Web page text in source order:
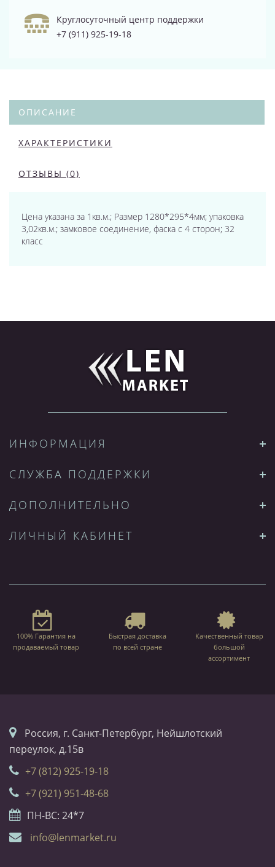
Круглосуточный центр поддержки
+7 (911) 925-19-18
ОПИСАНИЕ
ХАРАКТЕРИСТИКИ
ОТЗЫВЫ (0)
Цена указана за 1кв.м.; Размер 1280*295*4мм; упаковка
3,02кв.м.; замковое соединение, фаска с 4 сторон; 32
класс
ИНФОРМАЦИЯ
СЛУЖБА ПОДДЕРЖКИ
ДОПОЛНИТЕЛЬНО
ЛИЧНЫЙ КАБИНЕТ
100% Гарантия на
продаваемый товар
Быстрая доставка
по всей стране
Качественный товар
большой
ассортимент
Россия, г. Санкт-Петербург, Нейшлотский
переулок, д.15в
+7 (812) 925-19-18
+7 (921) 951-48-68
ПН-ВС: 24*7
info@lenmarket.ru